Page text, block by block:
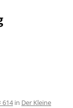
614in Der Kleine